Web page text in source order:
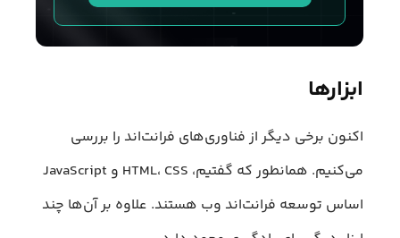
ابزارها
اکنون برخی دیگر از فناوری‌های فرانت‌اند را بررسی
می‌کنیم. همانطور که گفتیم، HTML، CSS و JavaScript
اساس توسعه فرانت‌اند وب هستند. علاوه بر آن‌ها چند